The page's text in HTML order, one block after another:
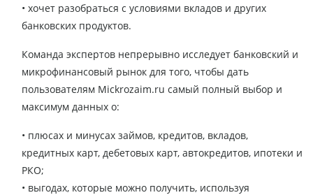
• хочет разобраться с условиями вкладов и других
банковских продуктов.
Команда экспертов непрерывно исследует банковский и
микрофинансовый рынок для того, чтобы дать
пользователям Mickrozaim.ru самый полный выбор и
максимум данных о:
• плюсах и минусах займов, кредитов, вкладов,
кредитных карт, дебетовых карт, автокредитов, ипотеки и
РКО;
• выгодах, которые можно получить, используя